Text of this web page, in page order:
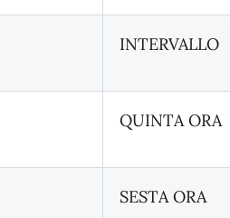
INTERVALLO
QUINTA ORA
SESTA ORA